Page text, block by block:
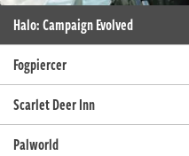
Halo: Campaign Evolved
Fogpiercer
Scarlet Deer Inn
Palworld